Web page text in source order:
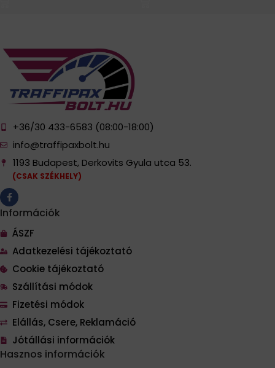
+36/30 433-6583 (08:00-18:00)
info@traffipaxbolt.hu
1193 Budapest, Derkovits Gyula utca 53.
(CSAK SZÉKHELY)
Információk
ÁSZF
Adatkezelési tájékoztató
Cookie tájékoztató
Szállítási módok
Fizetési módok
Elállás, Csere, Reklamáció
Jótállási információk
Hasznos információk